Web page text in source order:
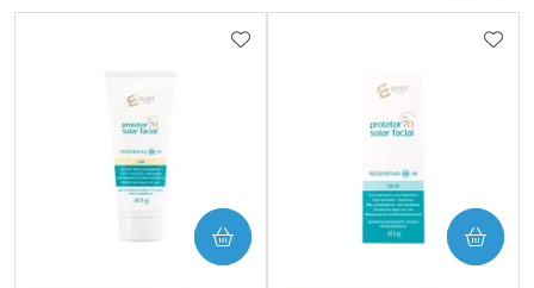
ADICIONAR AOS FAVORITOS
COMPRAR COMPRAR